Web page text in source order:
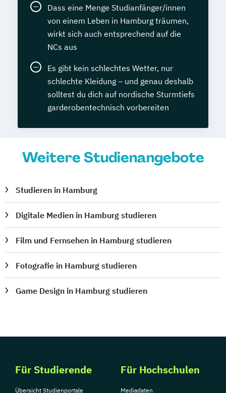
Dass eine Menge Studianfänger/innen
von einem Leben in Hamburg träumen,
wirkt sich auch entsprechend auf die
NCs aus
Es gibt kein schlechtes Wetter, nur
schlechte Kleidung – und genau deshalb
solltest du dich auf nordische Sturmtiefs
garderobentechnisch vorbereiten
Weitere Studienangebote
Studieren in Hamburg
Digitale Medien in Hamburg studieren
Film und Fernsehen in Hamburg studieren
Fotografie in Hamburg studieren
Game Design in Hamburg studieren
Für Studierende
Übersicht Studienportale
Für Hochschulen
Mediadaten